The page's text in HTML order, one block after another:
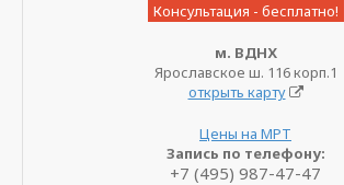
Консультация - бесплатно!
м. ВДНХ
Ярославское ш. 116 корп.1
открыть карту
Цены на МРТ
Запись по телефону:
+7 (495) 987-47-47